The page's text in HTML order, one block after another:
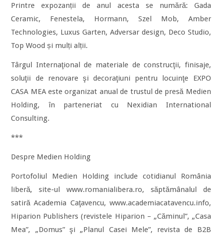
Printre expozanții de anul acesta se numără: Gada
Ceramic, Fenestela, Hormann, Szel Mob, Amber
Technologies, Luxus Garten, Adversar design, Deco Studio,
Top Wood și mulți alții.
Târgul Internaţional de materiale de construcţii, finisaje,
soluţii de renovare şi decoraţiuni pentru locuinţe EXPO
CASA MEA este organizat anual de trustul de presă Medien
Holding, în parteneriat cu Nexidian International
Consulting.
***
Despre Medien Holding
Portofoliul Medien Holding include cotidianul România
liberă, site-ul www.romanialibera.ro, săptămânalul de
satiră Academia Caţavencu, www.academiacatavencu.info,
Hiparion Publishers (revistele Hiparion – „Căminul”, „Casa
Mea”, „Domus” şi „Planul Casei Mele”, revista de B2B